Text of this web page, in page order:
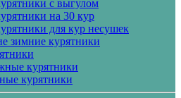
с выгулом
на 30 кур
для кур несушек
зимние курятники
курятники
курятники